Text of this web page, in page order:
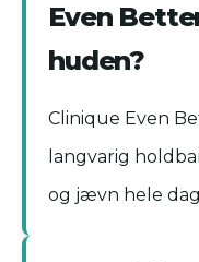
Even
huden?
Clinique Even
langvarig
og jævn hele